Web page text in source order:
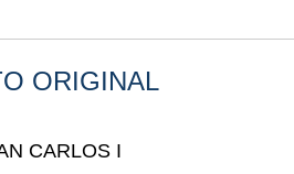
ORIGINAL
CARLOS I